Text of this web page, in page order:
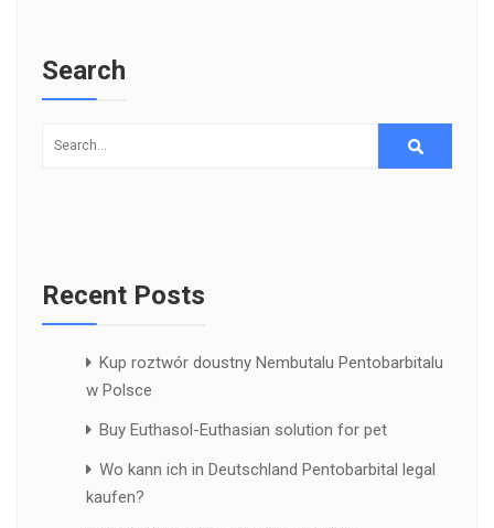
Search
Recent Posts
Kup roztwór doustny Nembutalu Pentobarbitalu
w Polsce
Buy Euthasol-Euthasian solution for pet
Wo kann ich in Deutschland Pentobarbital legal
kaufen?